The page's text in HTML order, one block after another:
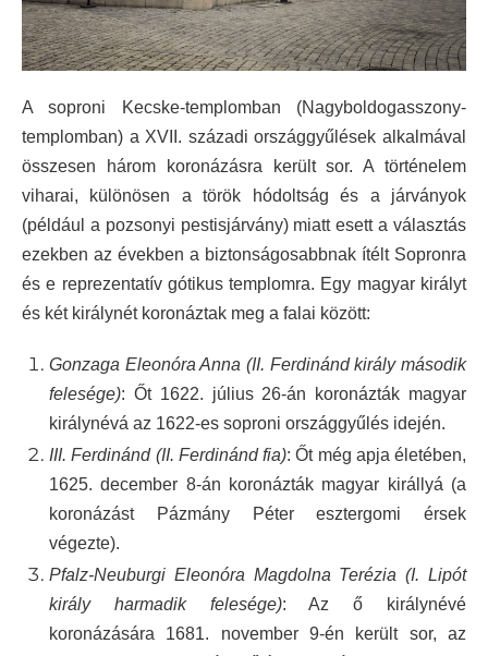
A soproni Kecske-templomban (Nagyboldogasszony-
templomban) a XVII. századi országgyűlések alkalmával
összesen három koronázásra került sor. A történelem
viharai, különösen a török hódoltság és a járványok
(például a pozsonyi pestisjárvány) miatt esett a választás
ezekben az években a biztonságosabbnak ítélt Sopronra
és e reprezentatív gótikus templomra. Egy magyar királyt
és két királynét koronáztak meg a falai között:
Gonzaga Eleonóra Anna (II. Ferdinánd király második
felesége): Őt 1622. július 26-án koronázták magyar
királynévá az 1622-es soproni országgyűlés idején.
III. Ferdinánd (II. Ferdinánd fia): Őt még apja életében,
1625. december 8-án koronázták magyar királlyá (a
koronázást Pázmány Péter esztergomi érsek
végezte).
Pfalz-Neuburgi Eleonóra Magdolna Terézia (I. Lipót
király harmadik felesége): Az ő királynévé
koronázására 1681. november 9-én került sor, az